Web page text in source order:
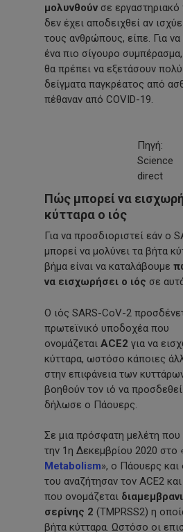
μολυνθούν σε
δεν έχει αποδειχθεί αν
τους ανθρώπους, είπε. Για
ένα πιο σίγουρο
θα πρέπει να εξετάσουν
δείγματα παγκρέατος από
πέθαναν από COVID-19.
Πηγή:
Science
direct
Πώς μπορεί να
κύτταρα ο ιός
Για να προσδιοριστεί εάν ο
μπορεί να μολύνει τα βήτα
βήμα είναι να καταλάβουμε
να εισχωρήσει ο ιός σε
Ο ιός SARS-CoV-2
πρωτεϊνικό υποδοχέα που
ονομάζεται ACE2 για να
κύτταρα, ωστόσο κάποιες
στην επιφάνεια των
βοηθούν τον ιό να
δήλωσε ο Πάουερς.
Σε μια πρόσφατη μελέτη που
την 1η Δεκεμβρίου 2020 στο
Metabolism», ο Πάουερς και
του αναζήτησαν τον ACE2
που ονομάζεται
σερίνης 2 (TMPRSS2) η
βήτα κύτταρα. Ωστόσο οι